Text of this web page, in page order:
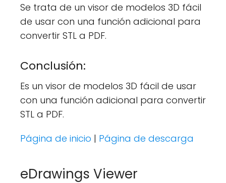
Se trata de un visor de modelos 3D fácil
de usar con una función adicional para
convertir STL a PDF.
Conclusión:
Es un visor de modelos 3D fácil de usar
con una función adicional para convertir
STL a PDF.
Página de inicio | Página de descarga
eDrawings Viewer